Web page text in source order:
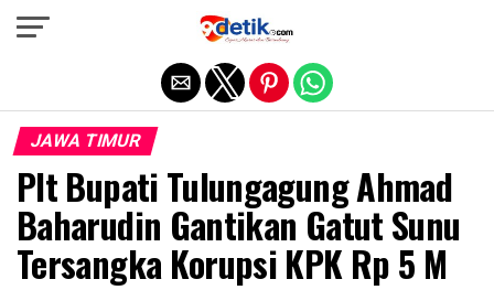
JAWA TIMUR
Plt Bupati Tulungagung Ahmad
Baharudin Gantikan Gatut Sunu
Tersangka Korupsi KPK Rp 5 M
Exit mobile version